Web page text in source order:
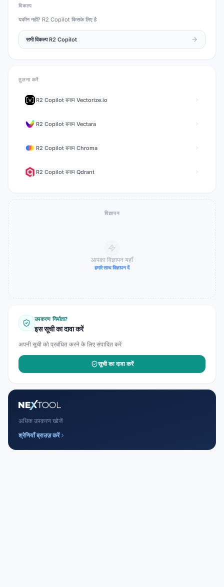
विकल्प
यकीन नहीं? R2 Copilot किसके लिए है
सभी विकल्प R2 Copilot
तुलना करें
R2 Copilot बनाम Vectorize.io
R2 Copilot बनाम Vectara
R2 Copilot बनाम Chroma
R2 Copilot बनाम Qdrant
विज्ञापन
आपका विज्ञापन यहाँ
हमारे साथ विज्ञापन दें
उपकरण निर्माता?
इस सूची का दावा करें
अपनी सूची को प्रबंधित करने के लिए संपादित करें
सूची का दावा करें
अधिक उपकरण खोजें
श्रेणियाँ ब्राउज़ करें